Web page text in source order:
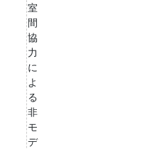
室
間
協
力
に
よ
る
非
モ
デ